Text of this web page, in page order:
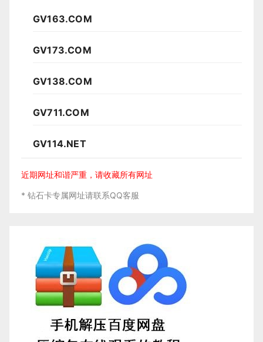
GV163.COM
GV173.COM
GV138.COM
GV711.COM
GV114.NET
近期网址和谐严重，请收藏所有网址
* 钻石卡专属网址请联系QQ客服